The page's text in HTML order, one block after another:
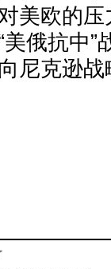
美欧的
俄抗中
尼克逊